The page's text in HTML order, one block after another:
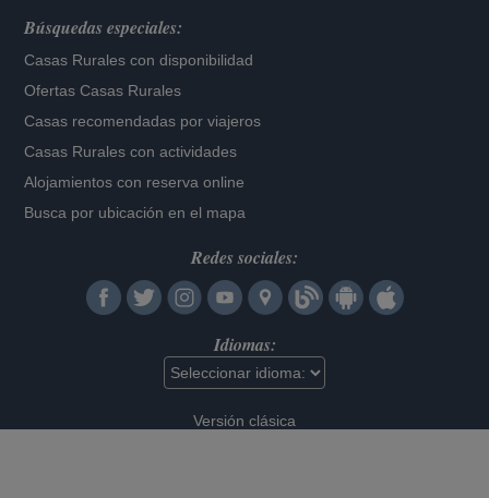
Búsquedas especiales:
Casas Rurales con disponibilidad
Ofertas Casas Rurales
Casas recomendadas por viajeros
Casas Rurales con actividades
Alojamientos con reserva online
Busca por ubicación en el mapa
Redes sociales:
Idiomas:
Versión clásica